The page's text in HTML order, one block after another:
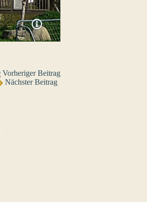
Vorheriger Beitrag
Nächster Beitrag